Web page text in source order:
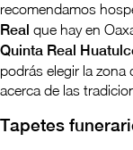
recomendamos
Real que hay en
Quinta Real
podrás elegir la zona
acerca de las
Tapetes